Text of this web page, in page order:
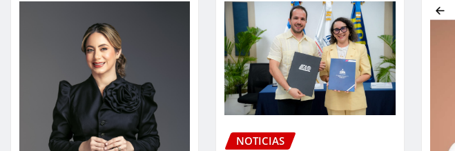
NOTICIAS